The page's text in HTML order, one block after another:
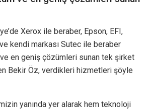
Xerox ile beraber, Epson, EFI,
kendi markası Sutec ile beraber
en geniş çözümleri sunan tek şirket
Bekir Öz, verdikleri hizmetleri şöyle
yanında yer alarak hem teknoloji